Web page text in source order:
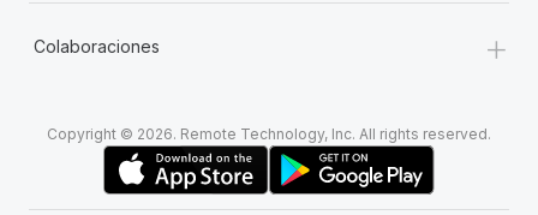
Colaboraciones +
Copyright © 2026. Remote Technology, Inc. All rights reserved.